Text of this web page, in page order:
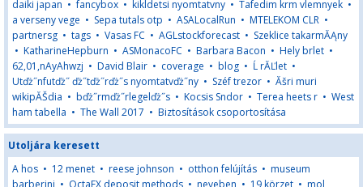
daiki japan •fancybox • kikldetsi nyomtatvny • Tafedim krm vlemnyek •
a verseny vege • Sepa tutals otp • ASALocalRun • MTELEKOM CLR •
partnersg • tags • Vasas FC • AGLstockforecast • Szeklice takarmĂĄny
• KatharineHepburn • ASMonacoFC • Barbara Bacon • Hely brlet •
62,01,nAyAhwzj • David Blair • coverage • blog • Ĺ rĂĽlet •
Utďż˝nfutďż˝ ďż˝tďż˝rďż˝s nyomtatvďż˝ny • Széf trezor • Ăšri muri
wikipĂŠdia • bďż˝rmďż˝rlegelďż˝s • Kocsis Sndor • Terea heets r • West
ham tabella • The Wall 2017 • Biztosítások csoportosítása
Utoljára keresett
A hos • 12 menet • reese johnson • otthon felújítás • museum
barberini • OctaFX deposit methods • neveben • 19 körzet • mol